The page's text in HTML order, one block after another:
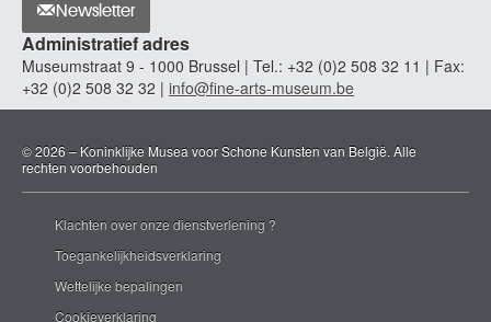
Pepermans Albert
Kortenberg 1947
Perdikidis Dimitri
Athene (Griekenland) 1922 - ? 1989
Middelburg (Nederland) 1756 - 1804
Perlau Joseph
Brussel 1809 - 1860
Permantier Armand
Newsletter
Administratief adres
Museumstraat 9 - 1000 Brussel | Tel.: +32 (0)2 508 32 11 | Fax:
+32 (0)2 508 32 32 | info@fine-arts-museum.be
© 2026 – Koninklijke Musea voor Schone Kunsten van België. Alle
rechten voorbehouden
Klachten over onze dienstverlening ?
Toegankelijkheidsverklaring
Wettelijke bepalingen
Cookieverklaring